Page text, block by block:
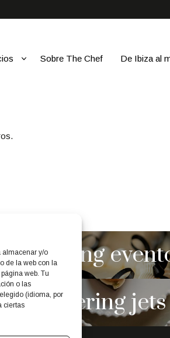
almacenar y/o
de la web con la
web. Tu
o las
(idioma, por
ciertas
Sobre The Chef De Ibiza al
Catering
Catering jets